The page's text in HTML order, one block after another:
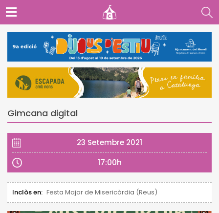
Gimcana digital
23 Setembre 2021
17:00h
Inclòs en: Festa Major de Misericòrdia (Reus)